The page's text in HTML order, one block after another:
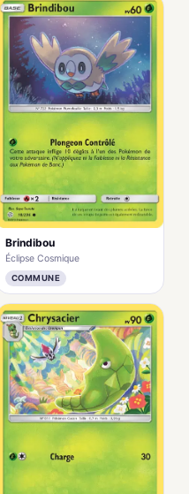
Brindibou
Éclipse Cosmique
COMMUNE